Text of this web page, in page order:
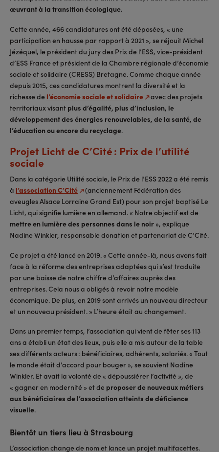
œuvrant à la transition écologique.
Cette année, 466 candidatures ont été déposées, « une
participation en hausse par rapport à 2021 », se réjouit Michel
Jézéquel, le président du jury des Prix de l’ESS, vice-président
d’ESS France et président de la Chambre régionale d’économie
sociale et solidaire (CRESS) Bretagne. Comme chaque année
depuis 2015, ces candidatures montrent la diversité et la
richesse de l’économie sociale et solidaire avec des projets
territoriaux visant plus d’égalité, plus d’inclusion, le
développement des énergies renouvelables, de la santé, de
l’éducation ou encore du recyclage.
Projet Licht de C’Cité : Prix de l’utilité
sociale
Dans la catégorie Utilité sociale, le Prix de l’ESS 2022 a été remis
à l’association C’Cité (anciennement Fédération des
aveugles Alsace Lorraine Grand Est) pour son projet baptisé Le
Licht, qui signifie lumière en allemand. « Notre objectif est de
mettre en lumière des personnes dans le noir », explique
Nadine Winkler, responsable donation et partenariat de C’Cité.
Ce projet a été lancé en 2019. « Cette année-là, nous avons fait
face à la réforme des entreprises adaptées qui s’est traduite
par une baisse de notre chiffre d’affaires auprès des
entreprises. Cela nous a obligés à revoir notre modèle
économique. De plus, en 2019 sont arrivés un nouveau directeur
et un nouveau président. » L’heure était au changement.
Dans un premier temps, l’association qui vient de fêter ses 113
ans a établi un état des lieux, puis elle a mis autour de la table
ses différents acteurs : bénéficiaires, adhérents, salariés. « Tout
le monde était d’accord pour bouger », se souvient Nadine
Winkler. Et avait la volonté de « dépoussiérer l’activité », de
« gagner en modernité » et de proposer de nouveaux métiers
aux bénéficiaires de l’association atteints de déficience
visuelle.
Bientôt un tiers lieu à Strasbourg
L’association change de nom et lance un projet multifacettes.